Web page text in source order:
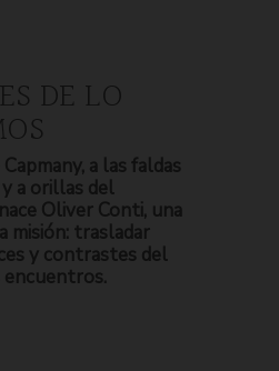
DE LO
a las faldas
a orillas del
Oliver Conti, una
misión: trasladar
y contrastes del
encuentros.